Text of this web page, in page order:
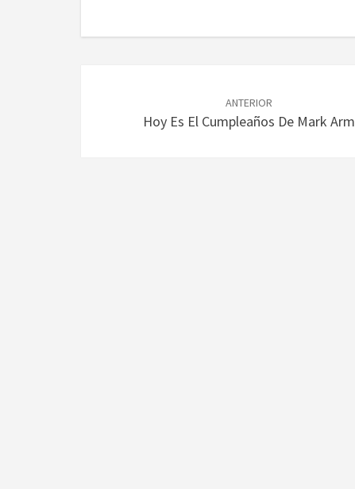
entradas
ANTERIOR
Hoy Es El Cumpleaños De Mark Arm